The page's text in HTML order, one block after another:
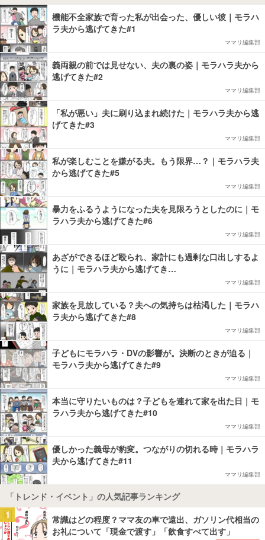
機能不全家族で育った私が出会った、優しい彼｜モラハ
ラ夫から逃げてきた#1
ママリ編集部
義両親の前では見せない、夫の裏の姿｜モラハラ夫から
逃げてきた#2
ママリ編集部
「私が悪い」夫に刷り込まれ続けた｜モラハラ夫から逃
げてきた#3
ママリ編集部
私が楽しむことを嫌がる夫。もう限界…？｜モラハラ夫
から逃げてきた#5
ママリ編集部
暴力をふるうようになった夫を見限ろうとしたのに｜モ
ラハラ夫から逃げてきた#6
ママリ編集部
あざができるほど殴られ、家計にも過剰な口出しするよ
うに｜モラハラ夫から逃げてき…
ママリ編集部
家族を見放している？夫への気持ちは枯渇した｜モラハ
ラ夫から逃げてきた#8
ママリ編集部
子どもにモラハラ・DVの影響が。決断のときが迫る｜
モラハラ夫から逃げてきた#9
ママリ編集部
本当に守りたいものは？子どもを連れて家を出た日｜モ
ラハラ夫から逃げてきた#10
ママリ編集部
優しかった義母が豹変。つながりの切れる時｜モラハラ
夫から逃げてきた#11
ママリ編集部
「トレンド・イベント」の人気記事ランキング
1
常識はどの程度？ママ友の車で遠出、ガソリン代相当の
お礼について「現金で渡す」「飲食すべて出す」